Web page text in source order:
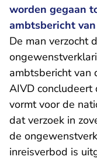
worden gegaan
ambtsbericht
De man verzocht
ambtsbericht van
AIVD concludeert
vormt voor de
dat verzoek in
de
inreisverbod is